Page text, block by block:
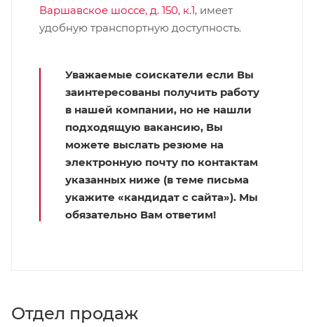
Варшавское шоссе, д. 150, к.1, имеет
удобную транспортную доступность.
Уважаемые соискатели если Вы
заинтересованы получить работу
в нашей компании, но не нашли
подходящую вакансию, Вы
можете выслать резюме на
электронную почту по контактам
указанных ниже (в теме письма
укажите «кандидат с сайта»). Мы
обязательно Вам ответим!
Отдел продаж